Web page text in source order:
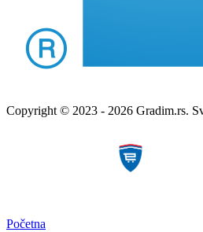
Copyright © 2023 - 2026 Gradim.rs.
Početna